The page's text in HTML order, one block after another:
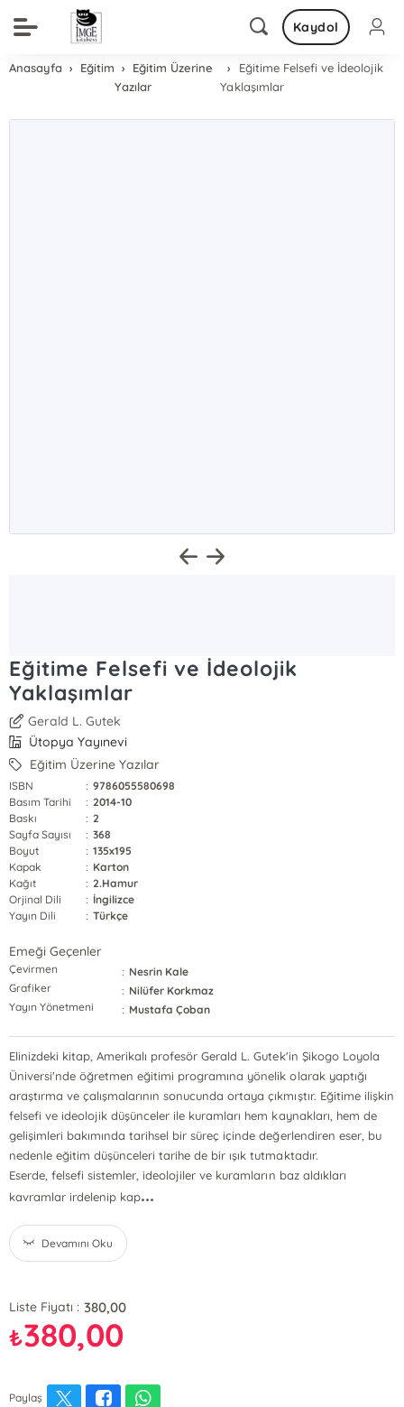
Kaydol
Anasayfa Eğitim
Eğitim Üzerine
Yazılar
Eğitime Felsefi ve İdeolojik
Yaklaşımlar
Eğitime Felsefi ve İdeolojik
Yaklaşımlar
Gerald L. Gutek
Ütopya Yayınevi
Eğitim Üzerine Yazılar
ISBN : 9786055580698
Basım Tarihi
: 2014-10
Baskı
: 2
Sayfa Sayısı
: 368
Boyut
: 135x195
Kapak
: Karton
Kağıt
: 2.Hamur
Orjinal Dili
: İngilizce
Yayın Dili
: Türkçe
Emeği Geçenler
Çevirmen : Nesrin Kale
Grafiker
: Nilüfer Korkmaz
Yayın Yönetmeni
: Mustafa Çoban
Elinizdeki kitap, Amerikalı profesör Gerald L. Gutek'in Şikogo Loyola
Üniversi'nde öğretmen eğitimi programına yönelik olarak yaptığı
araştırma ve çalışmalarının sonucunda ortaya çıkmıştır. Eğitime ilişkin
felsefi ve ideolojik düşünceler ile kuramları hem kaynakları, hem de
gelişimleri bakımında tarihsel bir süreç içinde değerlendiren eser, bu
nedenle eğitim düşünceleri tarihe de bir ışık tutmaktadır.
Eserde, felsefi sistemler, ideolojiler ve kuramların baz aldıkları
kavramlar irdelenip kap...
Devamını Oku
Liste Fiyatı : 380,00
₺380,00
Paylaş